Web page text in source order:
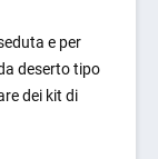
e per
deserto tipo
dei kit di